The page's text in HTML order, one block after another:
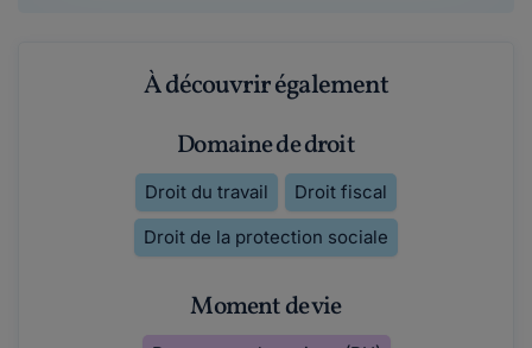
À découvrir également
Domaine de droit
Droit du travail
Droit fiscal
Droit de la protection sociale
Moment de vie